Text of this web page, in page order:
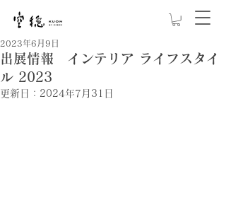
出展情報 インテリア ライフスタイ
ル 2023
2023年6月9日
更新日： 2024年7月31日